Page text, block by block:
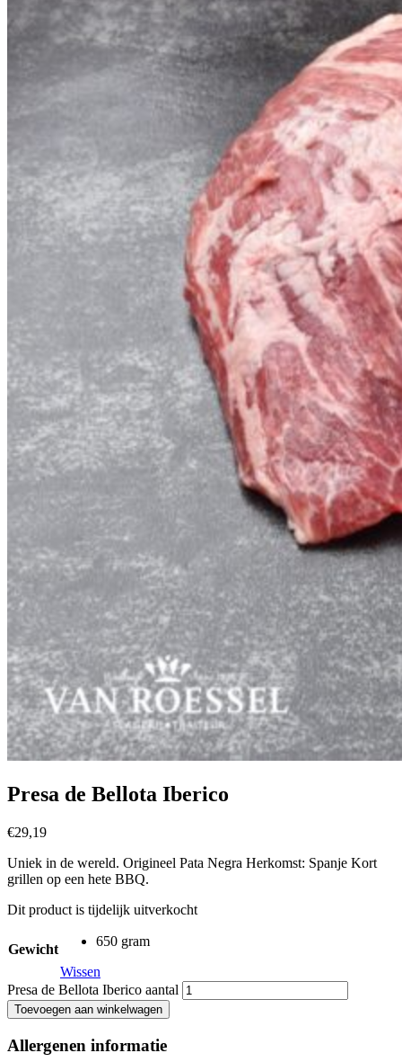
Presa de Bellota Iberico
€29,19
Uniek in de wereld. Origineel Pata Negra Herkomst: Spanje Kort
grillen op een hete BBQ.
Dit product is tijdelijk uitverkocht
Gewicht
650 gram
Wissen
Presa de Bellota Iberico aantal
Toevoegen aan winkelwagen
Allergenen informatie